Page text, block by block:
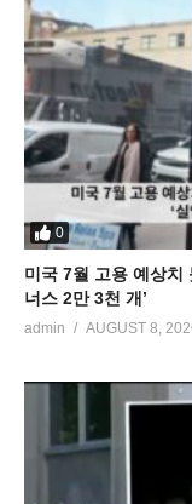
0
미국 7월 고용 예상치
너스 2만 3천 개’
admin AUGUST 8,